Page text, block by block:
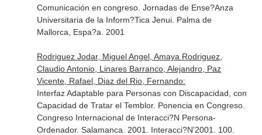
Comunicación en congreso. Jornadas de Ense?Anza
Universitaria de la Inform?Tica Jenui. Palma de
Mallorca, Espa?a. 2001
Rodriguez Jodar, Miguel Angel, Amaya Rodriguez,
Claudio Antonio, Linares Barranco, Alejandro, Paz
Vicente, Rafael, Diaz del Rio, Fernando:
Interfaz Adaptable para Personas con Discapacidad, con
Capacidad de Tratar el Temblor. Ponencia en Congreso.
Congreso Internacional de Interacci?N Persona-
Ordenador. Salamanca. 2001. Interacci?N'2001. 100.